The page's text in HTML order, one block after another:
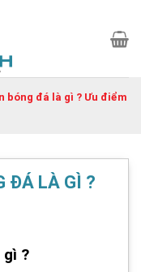
bóng đá là gì ? Ưu điểm
ĐÁ LÀ GÌ ?
gì ?